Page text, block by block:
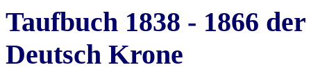
Taufbuch 1838 - 1866
Deutsch Krone